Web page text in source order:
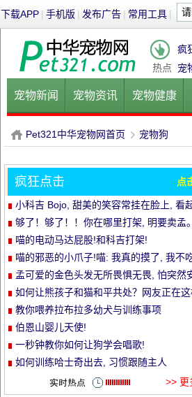
下载APP | 手机版 | 发布广告 | 常用工具 |
热点
疯
宠
宠物新闻 宠物资讯 宠物健康
健康饮食 宠物美容 宠物医院
P
et
Pet321中华宠物网首页
›
宠物狗
疯狂点击 点
小科吉 Bojo, 甜美的笑容常挂在脸上, 看
来每天都是超级快乐!爱笑的小短腿, 太治
够了！够了！！你在哪里打架, 明要卖孟
喵的电动马达屁股!和科吉打架!
喵的邪恶的小爪子!喵: 我真的摸了, 我不
孟可爱的金色头发无所畏惧无畏, 怕突然
静的空气
如何让熊孩子和猫和平共处？网友正在
做..。婴孩必须被充电送..。
教你喂养拉布拉多幼犬与训练事项
伯恩山婴儿天使!
一秒钟教你如何让狗学会唱歌!
如何训练哈士奇出去, 习惯跟随主人
>> 更